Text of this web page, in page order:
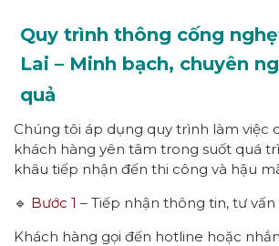
Quy trình thông cống
Lai – Minh bạch, chuyên
quả
Chúng tôi áp dụng quy trình làm việc
khách hàng yên tâm trong suốt quá
khâu tiếp nhận đến thi công và hậu
🔹 Bước 1 – Tiếp nhận thông tin, tư vấn
Khách hàng gọi đến hotline hoặc